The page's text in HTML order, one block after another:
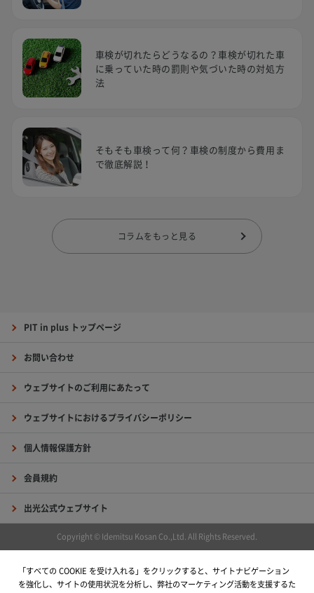
車検が切れたらどうなるの？車検が切れた車
に乗っていた時の罰則や気づいた時の対処方
法
そもそも車検って何？車検の制度から費用ま
で徹底解説！
コラムをもっと見る
PIT in plus トップページ
お問い合わせ
ウェブサイトのご利用にあたって
ウェブサイトにおけるプライバシーポリシー
個人情報保護方針
会員規約
出光公式ウェブサイト
Copyright © Idemitsu Kosan Co.,Ltd. All Rights Reserved.
「すべての COOKIE を受け入れる」をクリックすると、サイトナビゲーション
を強化し、サイトの使用状況を分析し、弊社のマーケティング活動を支援するた